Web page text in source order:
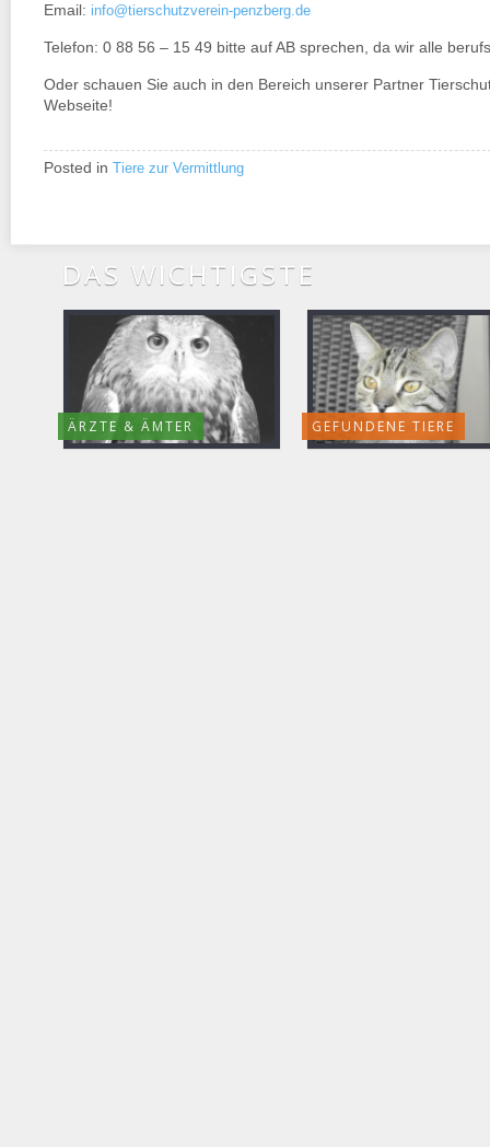
Email: info@tierschutzverein-penzberg.de
Telefon: 0 88 56 – 15 49 bitte auf AB sprechen, da wir alle
Oder schauen Sie auch in den Bereich unserer Partner
Webseite!
Posted in Tiere zur Vermittlung
DAS WICHTIGSTE
ÄRZTE & ÄMTER GEFUNDENE TIERE